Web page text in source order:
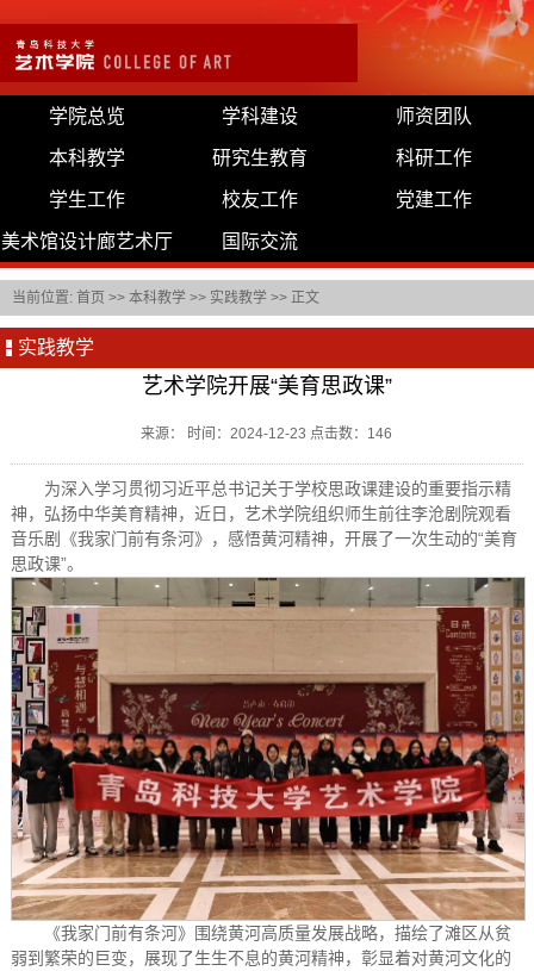
学院总览 学科建设 师资团队
本科教学 研究生教育 科研工作
学生工作 校友工作 党建工作
美术馆设计廊艺术厅 国际交流
当前位置: 首页 >> 本科教学 >> 实践教学 >> 正文
实践教学
艺术学院开展“美育思政课”
来源： 时间：2024-12-23 点击数： 146
为深入学习贯彻习近平总书记关于学校思政课建设的重要指示精
神，弘扬中华美育精神，近日，艺术学院组织师生前往李沧剧院观看
音乐剧《我家门前有条河》，感悟黄河精神，开展了一次生动的“美育
思政课”。
《我家门前有条河》围绕黄河高质量发展战略，描绘了滩区从贫
弱到繁荣的巨变，展现了生生不息的黄河精神，彰显着对黄河文化的